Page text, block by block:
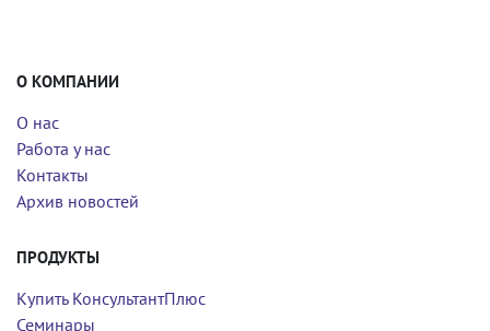
О КОМПАНИИ
О нас
Работа у нас
Контакты
Архив новостей
ПРОДУКТЫ
Купить КонсультантПлюс
Семинары